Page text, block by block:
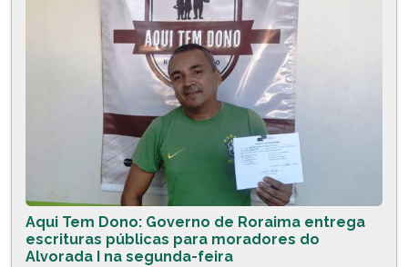
Aqui Tem Dono: Governo de Roraima entrega
escrituras públicas para moradores do
Alvorada I na segunda-feira